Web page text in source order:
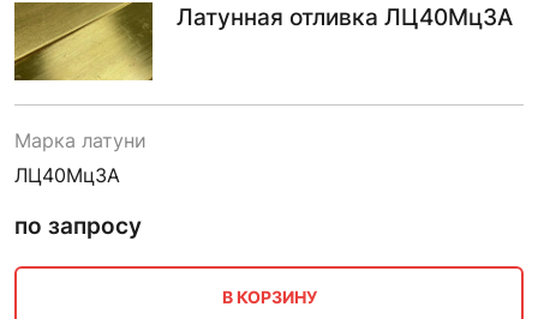
Латунная отливка ЛЦ40Мц3А
Марка латуни
ЛЦ40Мц3А
по запросу
В КОРЗИНУ